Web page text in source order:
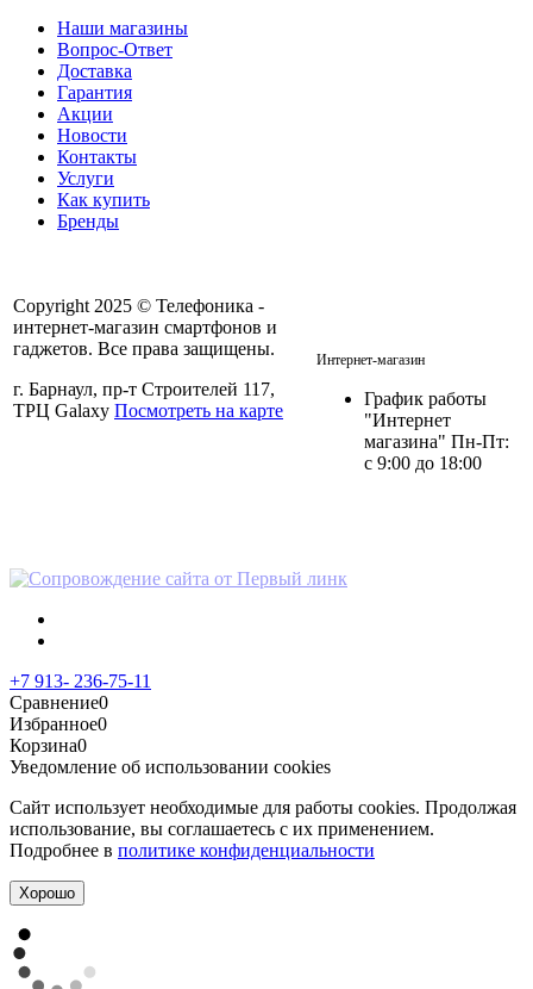
Наши магазины
Вопрос-Ответ
Доставка
Гарантия
Акции
Новости
Контакты
Услуги
Как купить
Бренды
Copyright 2025 © Телефоника -
интернет-магазин смартфонов и
гаджетов. Все права защищены.
г. Барнаул, пр-т Строителей 117,
ТРЦ Galaxy Посмотреть на карте
Интернет-магазин
График работы
"Интернет
магазина" Пн-Пт:
с 9:00 до 18:00
+7 913- 236-75-11
Сравнение0
Избранное0
Корзина0
Уведомление об использовании cookies
Сайт использует необходимые для работы cookies. Продолжая
использование, вы соглашаетесь с их применением.
Подробнее в политике конфиденциальности
Хорошо